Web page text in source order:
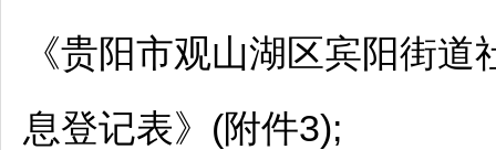
《贵阳市观山湖区宾阳街道
息登记表》(附件3);